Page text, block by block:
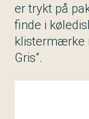
er trykt på
finde i
klistermærke
Gris”.